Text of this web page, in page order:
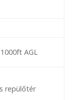
AGL
repülőtér